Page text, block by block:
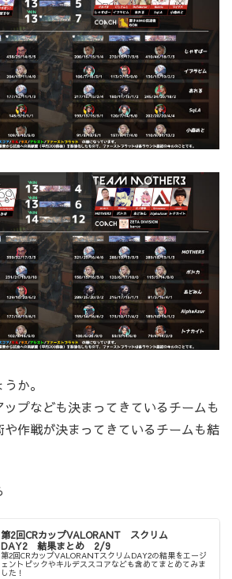
か。
プなども決まってきているチームも
や作戦が決まってきているチームも結
第2回CRカップVALORANT スクリム
DAY2 結果まとめ 2/9
第2回CRカップVALORANTスクリムDAY2の結果をエージ
ェントピックやキルデススコアなども含めてまとめてみま
した！